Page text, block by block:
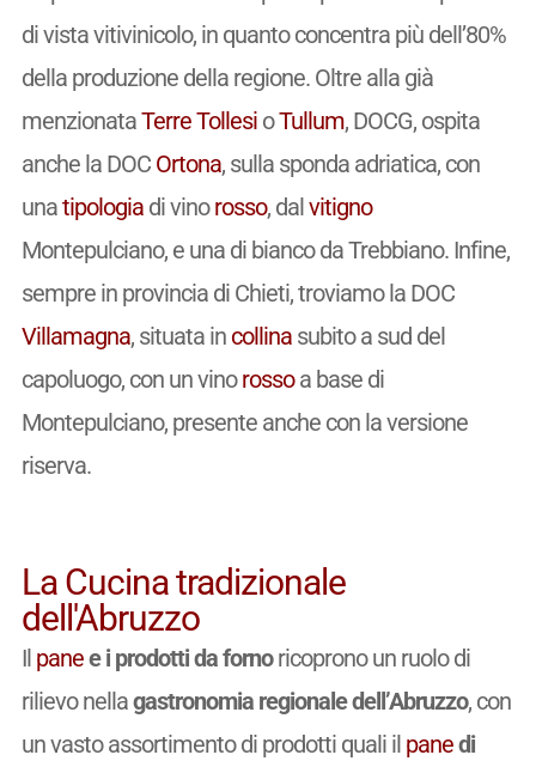
di vista vitivinicolo, in quanto concentra più dell’80%
della produzione della regione. Oltre alla già
menzionataTerre TollesioTullum, DOCG, ospita
anche la DOC Ortona, sulla sponda adriatica, con
unatipologiadi vinorosso, dalvitigno
Montepulciano, e una di bianco da Trebbiano. Infine,
sempre in provincia di Chieti, troviamo la DOC
Villamagna, situata in collinasubito a sud del
capoluogo, con un vinorossoa base di
Montepulciano, presente anche con la versione
riserva.
La Cucina tradizionale
dell'Abruzzo
Il panee i prodotti da fornoricoprono un ruolo di
rilievo nellagastronomia regionale dell’Abruzzo, con
un vasto assortimento di prodotti quali il panedi